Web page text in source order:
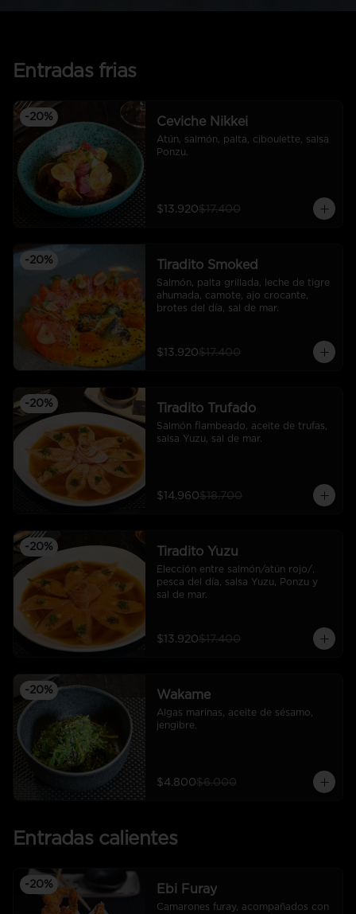
Entradas frias
-20% Ceviche Nikkei
Atún, salmón, palta, ciboulette, salsa
Ponzu.
$13.920$17.400
-20% Tiradito Smoked
Salmón, palta grillada, leche de tigre
ahumada, camote, ajo crocante,
brotes del día, sal de mar.
$13.920$17.400
-20% Tiradito Trufado
Salmón flambeado, aceite de trufas,
salsa Yuzu, sal de mar.
$14.960$18.700
-20% Tiradito Yuzu
Elección entre salmón/atún rojo/,
pesca del día, salsa Yuzu, Ponzu y
sal de mar.
$13.920$17.400
-20% Wakame
Algas marinas, aceite de sésamo,
jengibre.
$4.800$6.000
Entradas calientes
-20% Ebi Furay
Camarones furay, acompañados con